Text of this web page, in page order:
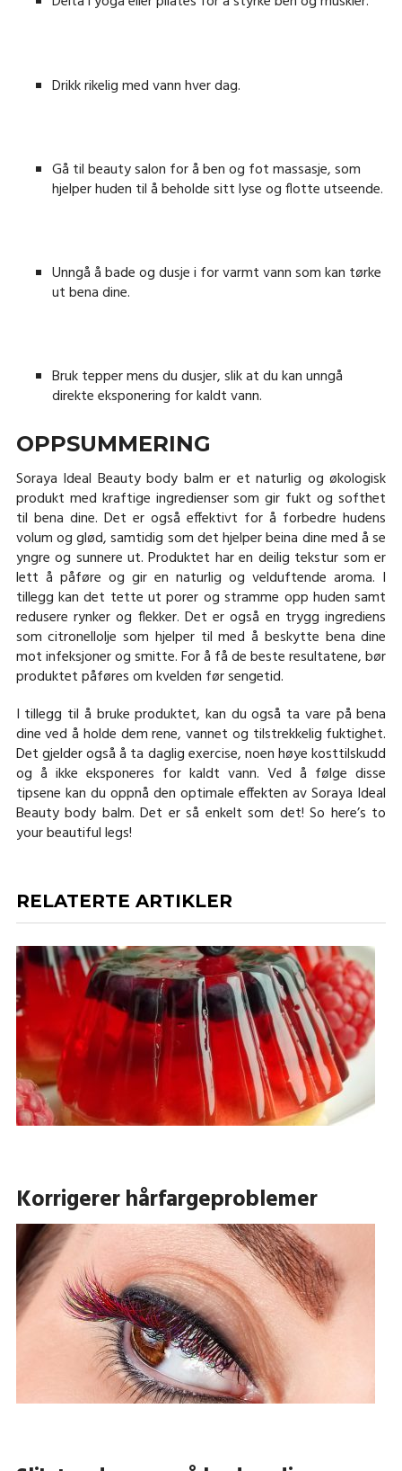
Drikk rikelig med vann hver dag.
Gå til beauty salon for å ben og fot massasje, som
hjelper huden til å beholde sitt lyse og flotte utseende.
Unngå å bade og dusje i for varmt vann som kan tørke
ut bena dine.
Bruk tepper mens du dusjer, slik at du kan unngå
direkte eksponering for kaldt vann.
OPPSUMMERING
Soraya Ideal Beauty body balm er et naturlig og økologisk
produkt med kraftige ingredienser som gir fukt og softhet
til bena dine. Det er også effektivt for å forbedre hudens
volum og glød, samtidig som det hjelper beina dine med å se
yngre og sunnere ut. Produktet har en deilig tekstur som er
lett å påføre og gir en naturlig og velduftende aroma. I
tillegg kan det tette ut porer og stramme opp huden samt
redusere rynker og flekker. Det er også en trygg ingrediens
som citronellolje som hjelper til med å beskytte bena dine
mot infeksjoner og smitte. For å få de beste resultatene, bør
produktet påføres om kvelden før sengetid.
I tillegg til å bruke produktet, kan du også ta vare på bena
dine ved å holde dem rene, vannet og tilstrekkelig fuktighet.
Det gjelder også å ta daglig exercise, noen høye kosttilskudd
og å ikke eksponeres for kaldt vann. Ved å følge disse
tipsene kan du oppnå den optimale effekten av Soraya Ideal
Beauty body balm. Det er så enkelt som det! So here’s to
your beautiful legs!
RELATERTE ARTIKLER
Korrigerer hårfargeproblemer